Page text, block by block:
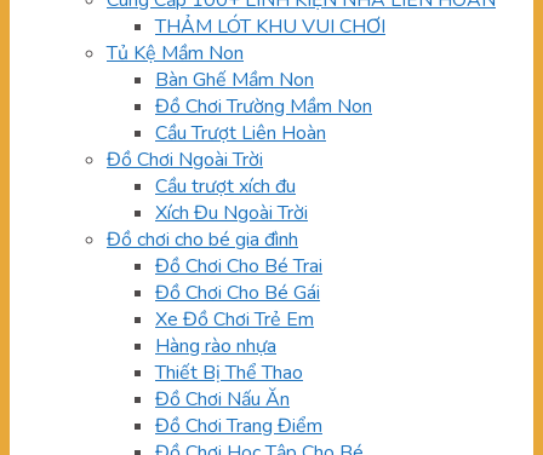
THẢM LÓT KHU VUI CHƠI
Tủ Kệ Mầm Non
Bàn Ghế Mầm Non
Đồ Chơi Trường Mầm Non
Cầu Trượt Liên Hoàn
Đồ Chơi Ngoài Trời
Cầu trượt xích đu
Xích Đu Ngoài Trời
Đồ chơi cho bé gia đình
Đồ Chơi Cho Bé Trai
Đồ Chơi Cho Bé Gái
Xe Đồ Chơi Trẻ Em
Hàng rào nhựa
Thiết Bị Thể Thao
Đồ Chơi Nấu Ăn
Đồ Chơi Trang Điểm